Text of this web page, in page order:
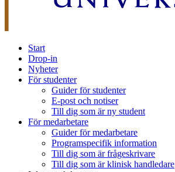
Start
Drop-in
Nyheter
För studenter
Guider för studenter
E-post och notiser
Till dig som är ny student
För medarbetare
Guider för medarbetare
Programspecifik information
Till dig som är frågeskrivare
Till dig som är klinisk handledare